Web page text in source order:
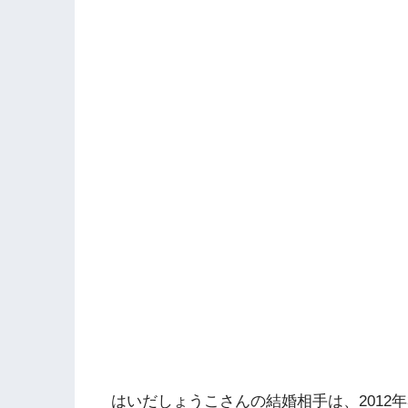
はいだしょうこさんの結婚相手は、2012